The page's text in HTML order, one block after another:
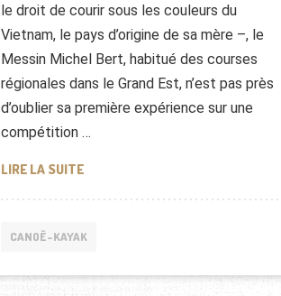
le droit de courir sous les couleurs du
Vietnam, le pays d’origine de sa mère –, le
Messin Michel Bert, habitué des courses
régionales dans le Grand Est, n’est pas près
d’oublier sa première expérience sur une
compétition …
LIRE LA SUITEMONDIAUX DE CANOË-KAYAK
CANOË-KAYAK